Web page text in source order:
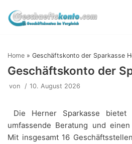
Zum
Inhalt
Home » Geschäftskonto der Sparkasse
Geschäftskonto der
von 10. August 2026
Die Herner Sparkasse
umfassende Beratung und
Mit insgesamt 16